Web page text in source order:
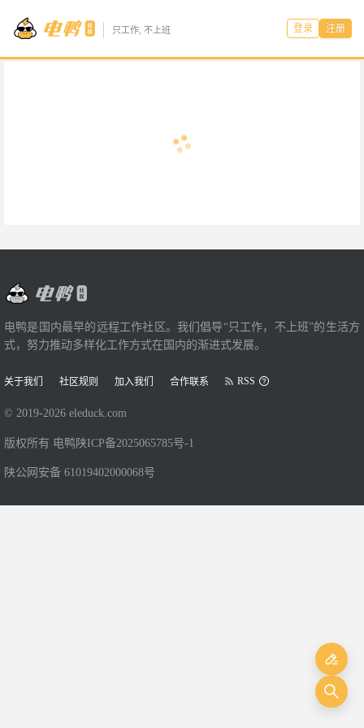
只工作, 不上班 登录 注册
电鸭是国内最早的远程工作社区。我们倡导“只工作，不上班”的生活方
式，努力推动多样化工作方式在国内的渐进式发展。
关于我们 社区规则 加入我们 合作联系 RSS
© 2019-2026 eleduck.com
版权所有 电鸭 陕ICP备2025065785号-1
陕公网安备 61019402000068号